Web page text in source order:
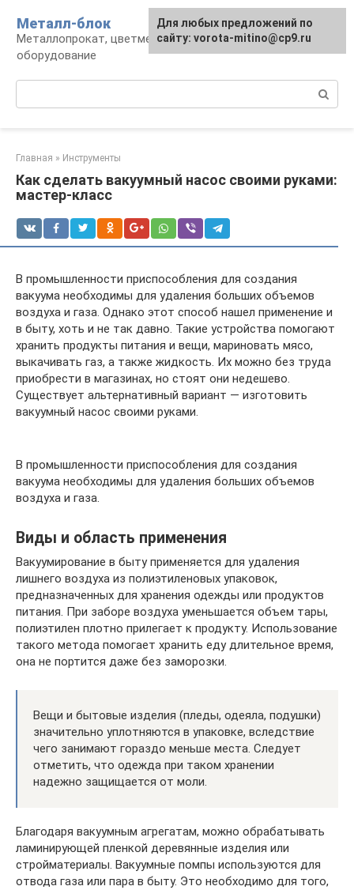
контенту
Металл-блок
Металлопрокат, цветмет, обработка и
оборудование
Главная » Инструменты
Как сделать вакуумный насос своими руками:
мастер-класс
В промышленности приспособления для создания
вакуума необходимы для удаления больших объемов
воздуха и газа. Однако этот способ нашел применение и
в быту, хоть и не так давно. Такие устройства помогают
хранить продукты питания и вещи, мариновать мясо,
выкачивать газ, а также жидкость. Их можно без труда
приобрести в магазинах, но стоят они недешево.
Существует альтернативный вариант — изготовить
вакуумный насос своими руками.
В промышленности приспособления для создания
вакуума необходимы для удаления больших объемов
воздуха и газа.
Виды и область применения
Вакуумирование в быту применяется для удаления
лишнего воздуха из полиэтиленовых упаковок,
предназначенных для хранения одежды или продуктов
питания. При заборе воздуха уменьшается объем тары,
полиэтилен плотно прилегает к продукту. Использование
такого метода помогает хранить еду длительное время,
она не портится даже без заморозки.
Вещи и бытовые изделия (пледы, одеяла, подушки)
значительно уплотняются в упаковке, вследствие
чего занимают гораздо меньше места. Следует
отметить, что одежда при таком хранении
надежно защищается от моли.
Благодаря вакуумным агрегатам, можно обрабатывать
ламинирующей пленкой деревянные изделия или
стройматериалы. Вакуумные помпы используются для
отвода газа или пара в быту. Это необходимо для того,
Для любых предложений по
сайту: vorota-mitino@cp9.ru